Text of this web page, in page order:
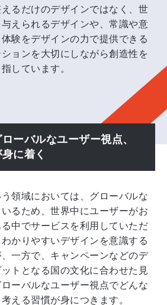
るだけのデザインではなく、世
えられるデザインや、常識や意
験をデザインの力で提供できる
ョンを大切にしながら創造性を
しています。
ーバルなユーザー視点、
に着く
領域においては、グローバルな
るため、世界中にユーザーがお
中でサービスを利用していただ
かりやすいデザインを意識する
一方で、キャンペーンなどのデ
トとなる国の文化に合わせた見
ーバルなユーザー視点でどんな
える習慣が身につきます。